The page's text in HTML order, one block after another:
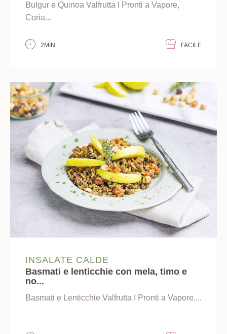
Bulgur e Quinoa Valfrutta I Pronti a Vapore,
Coria...
2MIN FACILE
INSALATE CALDE
Basmati e lenticchie con mela, timo e
no...
Basmati e Lenticchie Valfrutta I Pronti a Vapore,...